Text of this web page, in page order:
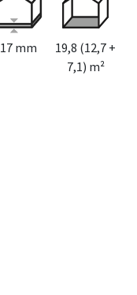
17 mm
19,8 (12,7 +
7,1) m²